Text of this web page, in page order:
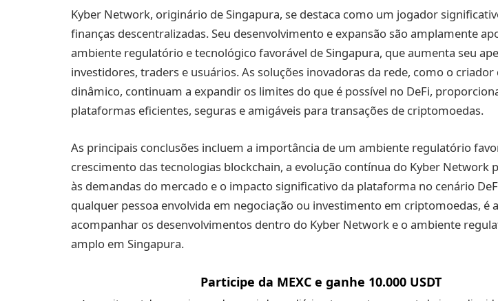
Kyber Network, originário de Singapura, se destaca como um jogador
finanças descentralizadas. Seu desenvolvimento e expansão são amplamente
ambiente regulatório e tecnológico favorável de Singapura, que aumenta seu
investidores, traders e usuários. As soluções inovadoras da rede, como o
dinâmico, continuam a expandir os limites do que é possível no DeFi,
plataformas eficientes, seguras e amigáveis para transações de criptomoedas.
As principais conclusões incluem a importância de um ambiente regulatório
crescimento das tecnologias blockchain, a evolução contínua do Kyber Network
às demandas do mercado e o impacto significativo da plataforma no cenário
qualquer pessoa envolvida em negociação ou investimento em criptomoedas, é
acompanhar os desenvolvimentos dentro do Kyber Network e o ambiente
amplo em Singapura.
Participe da MEXC e ganhe 10.000 USDT